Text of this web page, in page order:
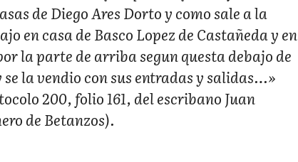
de Diego Ares Dorto y como sale a la
en casa de Basco Lopez de Castañeda y en
la parte de arriba segun questa debajo de
se la vendio con sus entradas y salidas…»
200, folio 161, del escribano Juan
de Betanzos).